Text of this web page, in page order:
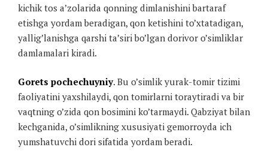
kichik tos a’zolarida qonning dimlanishini bartaraf
etishga yordam beradigan, qon ketishini to’xtatadigan,
yallig’lanishga qarshi ta’siri bo’lgan dorivor o’simliklar
damlamalari kiradi.
Gorets pochechuyniy. Bu o’simlik yurak-tomir tizimi
faoliyatini yaxshilaydi, qon tomirlarni toraytiradi va bir
vaqtning o’zida qon bosimini ko’tarmaydi. Qabziyat bilan
kechganida, o’simlikning xususiyati gemorroyda ich
yumshatuvchi dori sifatida yordam beradi.